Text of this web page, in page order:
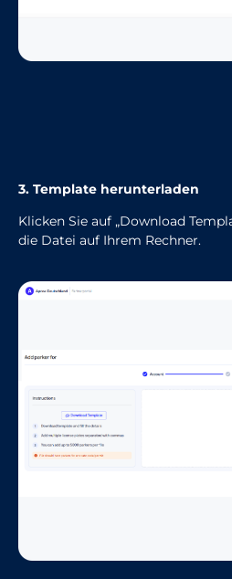
3. Template herunterladen
Klicken Sie auf „Download
die Datei auf Ihrem Rechner.